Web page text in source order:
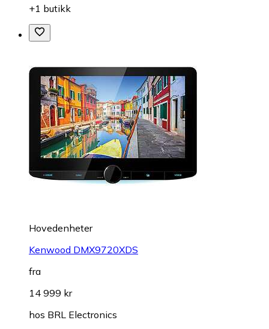
+1 butikk
Hovedenheter
Kenwood DMX9720XDS
fra
14 999 kr
hos BRL Electronics